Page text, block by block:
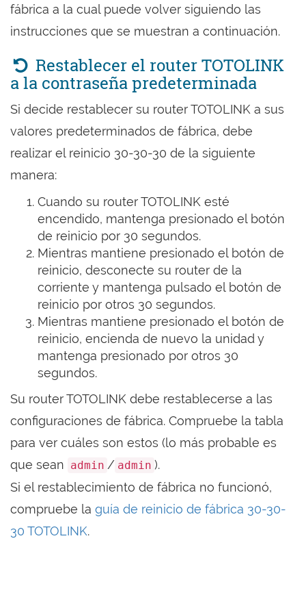
fábrica a la cual puede volver siguiendo las
instrucciones que se muestran a continuación.
Restablecer el router TOTOLINK
a la contraseña predeterminada
Si decide restablecer su router TOTOLINK a sus
valores predeterminados de fábrica, debe
realizar el reinicio 30-30-30 de la siguiente
manera:
Cuando su router TOTOLINK esté
encendido, mantenga presionado el botón
de reinicio por 30 segundos.
Mientras mantiene presionado el botón de
reinicio, desconecte su router de la
corriente y mantenga pulsado el botón de
reinicio por otros 30 segundos.
Mientras mantiene presionado el botón de
reinicio, encienda de nuevo la unidad y
mantenga presionado por otros 30
segundos.
Su router TOTOLINK debe restablecerse a las
configuraciones de fábrica. Compruebe la tabla
para ver cuáles son estos (lo más probable es
que sean admin / admin ).
Si el restablecimiento de fábrica no funcionó,
compruebe la guía de reinicio de fábrica 30-30-
30 TOTOLINK.